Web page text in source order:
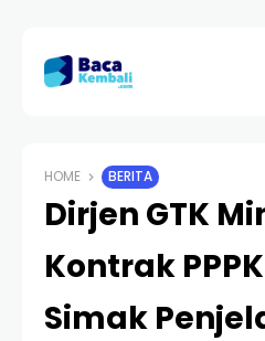
HOME BERITA
Dirjen GTK
Kontrak
Simak